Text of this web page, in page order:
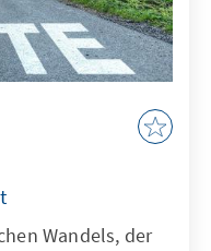
Wandels, der